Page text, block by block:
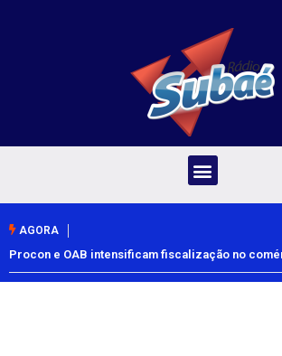
AGORA
Procon e OAB intensificam fiscalização no
Pais